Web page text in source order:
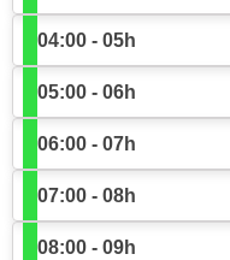
04:00 - 05h
05:00 - 06h
06:00 - 07h
07:00 - 08h
08:00 - 09h